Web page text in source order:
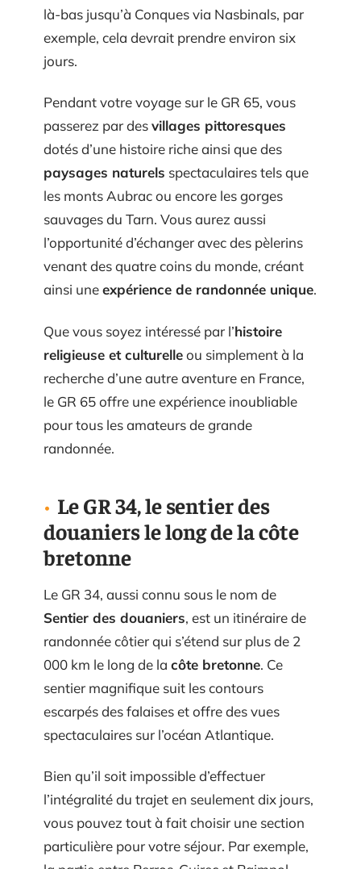
là-bas jusqu’à Conques via Nasbinals, par
exemple, cela devrait prendre environ six
jours.
Pendant votre voyage sur le GR 65, vous
passerez par desvillages pittoresques
dotés d’une histoire riche ainsi que des
paysages naturels spectaculaires tels que
les monts Aubrac ou encore les gorges
sauvages du Tarn. Vous aurez aussi
l’opportunité d’échanger avec des pèlerins
venant des quatre coins du monde, créant
ainsi uneexpérience de randonnée unique.
Que vous soyez intéressé par l’histoire
religieuse et culturelleou simplement à la
recherche d’une autre aventure en France,
le GR 65 offre une expérience inoubliable
pour tous les amateurs de grande
randonnée.
Le GR 34, le sentier des
douaniers le long de la côte
bretonne
Le GR 34, aussi connu sous le nom de
Sentier des douaniers, est un itinéraire de
randonnée côtier qui s’étend sur plus de 2
000 km le long de la côte bretonne. Ce
sentier magnifique suit les contours
escarpés des falaises et offre des vues
spectaculaires sur l’océan Atlantique.
Bien qu’il soit impossible d’effectuer
l’intégralité du trajet en seulement dix jours,
vous pouvez tout à fait choisir une section
particulière pour votre séjour. Par exemple,